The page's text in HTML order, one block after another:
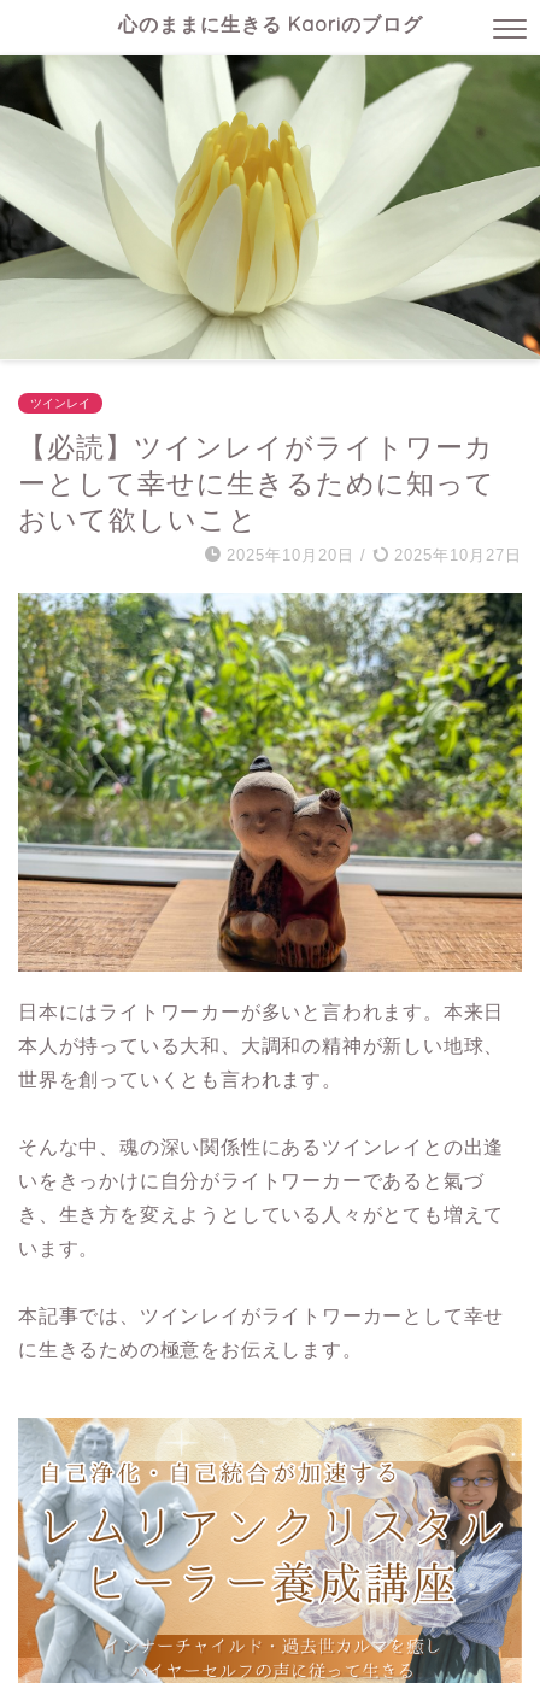
心のままに生きる Kaoriのブログ
ツインレイ
【必読】ツインレイがライトワーカ
ーとして幸せに生きるために知って
おいて欲しいこと
2025年10月20日 / 2025年10月27日
日本にはライトワーカーが多いと言われます。本来日
本人が持っている大和、大調和の精神が新しい地球、
世界を創っていくとも言われます。
そんな中、魂の深い関係性にあるツインレイとの出逢
いをきっかけに自分がライトワーカーであると氣づ
き、生き方を変えようとしている人々がとても増えて
います。
本記事では、ツインレイがライトワーカーとして幸せ
に生きるための極意をお伝えします。